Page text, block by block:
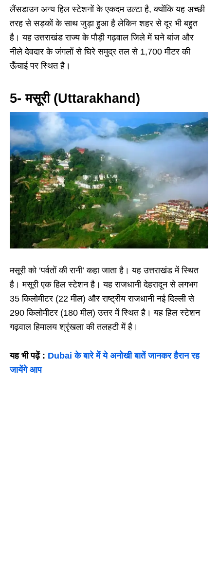
लैंसडाउन अन्य हिल स्टेशनों के एकदम उल्टा है, क्योंकि यह अच्छी
तरह से सड़कों के साथ जुड़ा हुआ है लेकिन शहर से दूर भी बहुत
है। यह उत्तराखंड राज्य के पौड़ी गढ़वाल जिले में घने बांज और
नीले देवदार के जंगलों से घिरे समुद्र तल से 1,700 मीटर की
ऊँचाई पर स्थित है।
5- मसूरी (Uttarakhand)
मसूरी को ‘पर्वतों की रानी’ कहा जाता है। यह उत्तराखंड में स्थित
है। मसूरी एक हिल स्टेशन है। यह राजधानी देहरादून से लगभग
35 किलोमीटर (22 मील) और राष्ट्रीय राजधानी नई दिल्ली से
290 किलोमीटर (180 मील) उत्तर में स्थित है। यह हिल स्टेशन
गढ़वाल हिमालय श्रृंखला की तलहटी में है।
यह भी पढ़ें : Dubai के बारे में ये अनोखी बातें जानकर हैरान रह
जायेंगे आप